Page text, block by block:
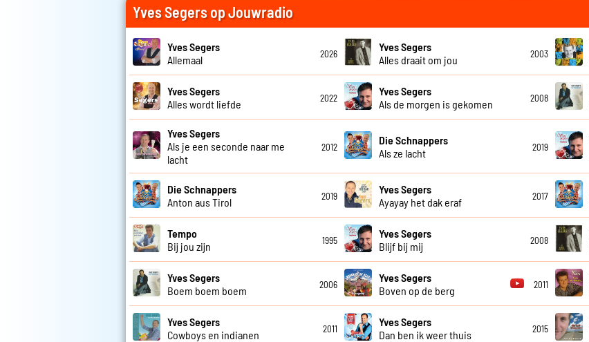
Yves Segers op Jouwradio
Yves Segers
Allemaal
2026
Yves Segers
Alles draait om jou
2003
Yves Segers
Alles wordt liefde
2022
Yves Segers
Als de morgen is gekomen
2008
Yves Segers
Als je een seconde naar me
lacht
2012
Die Schnappers
Als ze lacht
2019
Die Schnappers
Anton aus Tirol
2019
Yves Segers
Ayayay het dak eraf
2017
Tempo
Bij jou zijn
1995
Yves Segers
Blijf bij mij
2008
Yves Segers
Boem boem boem
2006
Yves Segers
Boven op de berg
2011
Yves Segers
Cowboys en indianen
2011
Yves Segers
Dan ben ik weer thuis
2015